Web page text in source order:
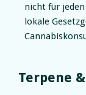
nicht für
lokale
Terpene